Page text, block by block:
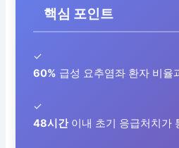
핵심 포인트
✓
60% 급성 요추염좌 환자 비율
✓
48시간이내 초기 응급처치가